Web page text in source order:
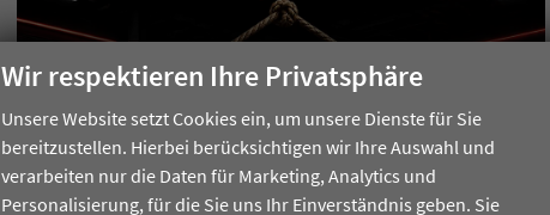
Wir respektieren Ihre Privatsphäre
Unsere Website setzt Cookies ein, um unsere Dienste für Sie
bereitzustellen. Hierbei berücksichtigen wir Ihre Auswahl und
verarbeiten nur die Daten für Marketing, Analytics und
Personalisierung, für die Sie uns Ihr Einverständnis geben. Sie